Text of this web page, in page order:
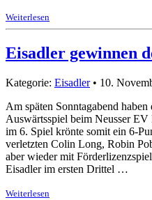
Weiterlesen
Eisadler gewinnen
Kategorie: Eisadler• 10.
Am späten Sonntagabend
Auswärtsspiel beim Neusser
im 6. Spiel krönte somit ein 6-
verletzten Colin Long, Robin
aber wieder mit
Eisadler im ersten Drittel …
Weiterlesen